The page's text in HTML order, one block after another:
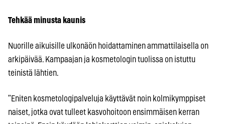
Tehkää minusta kaunis
Nuorille aikuisille ulkonäön hoidattaminen ammattilaisella on
arkipäivää. Kampaajan ja kosmetologin tuolissa on istuttu
teinistä lähtien.
”Eniten kosmetologipalveluja käyttävät noin kolmikymppiset
naiset, jotka ovat tulleet kasvohoitoon ensimmäisen kerran